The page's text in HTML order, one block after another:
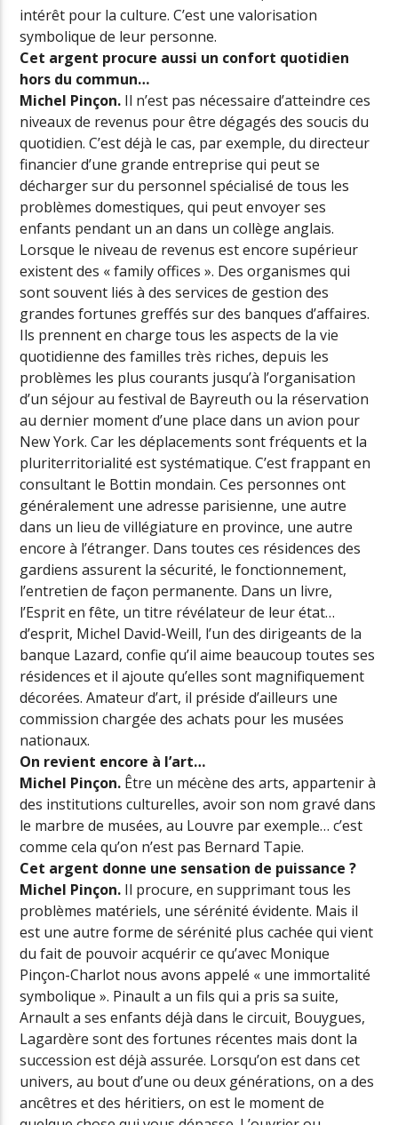
intérêt pour la culture. C’est une valorisation
symbolique de leur personne.
Cet argent procure aussi un confort quotidien
hors du commun…
Michel Pinçon. Il n’est pas nécessaire d’atteindre ces
niveaux de revenus pour être dégagés des soucis du
quotidien. C’est déjà le cas, par exemple, du directeur
financier d’une grande entreprise qui peut se
décharger sur du personnel spécialisé de tous les
problèmes domestiques, qui peut envoyer ses
enfants pendant un an dans un collège anglais.
Lorsque le niveau de revenus est encore supérieur
existent des « family offices ». Des organismes qui
sont souvent liés à des services de gestion des
grandes fortunes greffés sur des banques d’affaires.
Ils prennent en charge tous les aspects de la vie
quotidienne des familles très riches, depuis les
problèmes les plus courants jusqu’à l’organisation
d’un séjour au festival de Bayreuth ou la réservation
au dernier moment d’une place dans un avion pour
New York. Car les déplacements sont fréquents et la
pluriterritorialité est systématique. C’est frappant en
consultant le Bottin mondain. Ces personnes ont
généralement une adresse parisienne, une autre
dans un lieu de villégiature en province, une autre
encore à l’étranger. Dans toutes ces résidences des
gardiens assurent la sécurité, le fonctionnement,
l’entretien de façon permanente. Dans un livre,
l’Esprit en fête, un titre révélateur de leur état…
d’esprit, Michel David-Weill, l’un des dirigeants de la
banque Lazard, confie qu’il aime beaucoup toutes ses
résidences et il ajoute qu’elles sont magnifiquement
décorées. Amateur d’art, il préside d’ailleurs une
commission chargée des achats pour les musées
nationaux.
On revient encore à l’art…
Michel Pinçon. Être un mécène des arts, appartenir à
des institutions culturelles, avoir son nom gravé dans
le marbre de musées, au Louvre par exemple… c’est
comme cela qu’on n’est pas Bernard Tapie.
Cet argent donne une sensation de puissance ?
Michel Pinçon. Il procure, en supprimant tous les
problèmes matériels, une sérénité évidente. Mais il
est une autre forme de sérénité plus cachée qui vient
du fait de pouvoir acquérir ce qu’avec Monique
Pinçon-Charlot nous avons appelé « une immortalité
symbolique ». Pinault a un fils qui a pris sa suite,
Arnault a ses enfants déjà dans le circuit, Bouygues,
Lagardère sont des fortunes récentes mais dont la
succession est déjà assurée. Lorsqu’on est dans cet
univers, au bout d’une ou deux générations, on a des
ancêtres et des héritiers, on est le moment de